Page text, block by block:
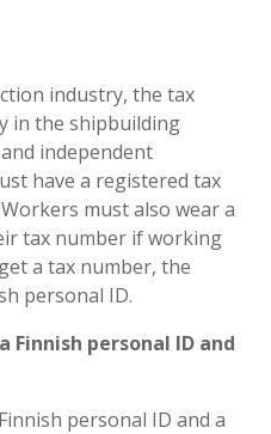
industry, the tax
in the shipbuilding
independent
have a registered tax
must also wear a
tax number if working
a tax number, the
personal ID.
Finnish personal ID and
personal ID and a